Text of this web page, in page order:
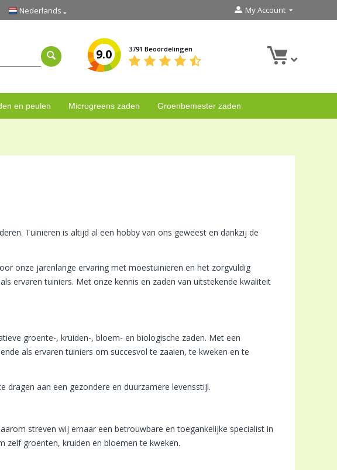
Nederlands My Account
9.0 3791 Beoordelingen
en peulen Microgreens zaden Groenbemester zaden
Tuinieren is altijd al een hobby van ons geweest en dankzij de
onze jarenlange ervaring met moestuinieren en het zorgvuldig
ervaren tuiniers. Met onze kennis en zaden van uitstekende kwaliteit
groente-, kruiden-, bloem- en biologische zaden. Met een
als ervaren tuiniers om succesvol te zaaien, te kweken en te
aan een gezondere en duurzamere levensstijl.
streven wij ernaar een betrouwbare en toegankelijke specialist in
zelf groenten, kruiden en bloemen te kweken.